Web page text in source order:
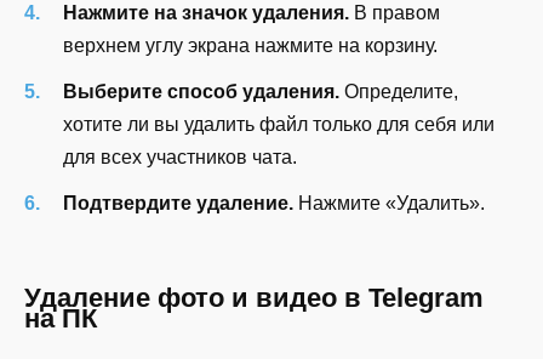
Нажмите на значок удаления. В правом
верхнем углу экрана нажмите на корзину.
Выберите способ удаления. Определите,
хотите ли вы удалить файл только для себя или
для всех участников чата.
Подтвердите удаление. Нажмите «Удалить».
Удаление фото и видео в Telegram
на ПК